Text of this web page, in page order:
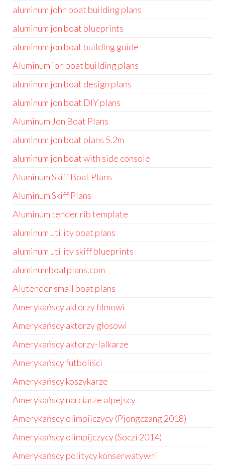
aluminum john boat building plans
aluminum jon boat blueprints
aluminum jon boat building guide
Aluminum jon boat building plans
aluminum jon boat design plans
aluminum jon boat DIY plans
Aluminum Jon Boat Plans
aluminum jon boat plans 5.2m
aluminum jon boat with side console
Aluminum Skiff Boat Plans
Aluminum Skiff Plans
Aluminum tender rib template
aluminum utility boat plans
aluminum utility skiff blueprints
aluminumboatplans.com
Alutender small boat plans
Amerykańscy aktorzy filmowi
Amerykańscy aktorzy głosowi
Amerykańscy aktorzy-lalkarze
Amerykańscy futboliści
Amerykańscy koszykarze
Amerykańscy narciarze alpejscy
Amerykańscy olimpijczycy (Pjongczang 2018)
Amerykańscy olimpijczycy (Soczi 2014)
Amerykańscy politycy konserwatywni